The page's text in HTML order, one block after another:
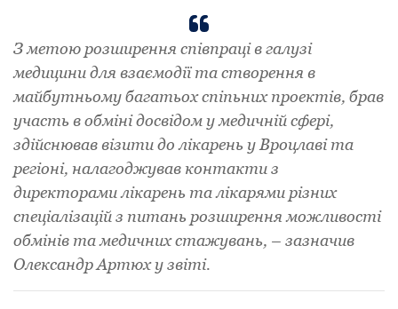
З метою розширення співпраці в галузі
медицини для взаємодії та створення в
майбутньому багатьох спіпьних проектів, брав
участь в обміні досвідом у медичній сфері,
здійснював візити до лікарень у Вроцлаві та
регіоні, налагоджував контакти з
директорами лікарень та лікарями різних
спеціалізацій з питань розширення можливості
обмінів та медичних стажувань, – зазначив
Олександр Артюх у звіті.